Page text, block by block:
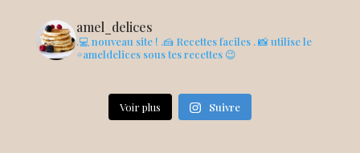
amel_delices
.💻 nouveau site ! .🍰 Recettes faciles . 📸 utilise le
#ameldelices sous tes recettes 😉
Voir plus Suivre